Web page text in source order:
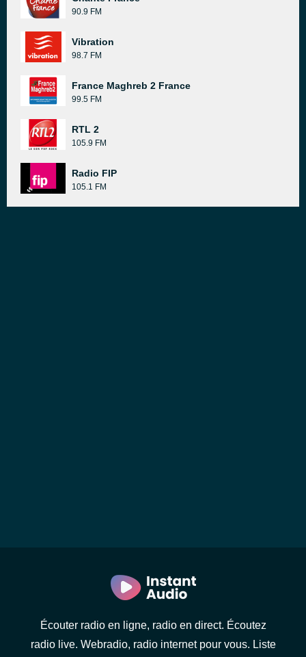
90.9 FM
Vibration
98.7 FM
France Maghreb 2 France
99.5 FM
RTL 2
105.9 FM
Radio FIP
105.1 FM
Écouter radio en ligne, radio en direct. Écoutez
radio live. Webradio, radio internet pour vous. Liste